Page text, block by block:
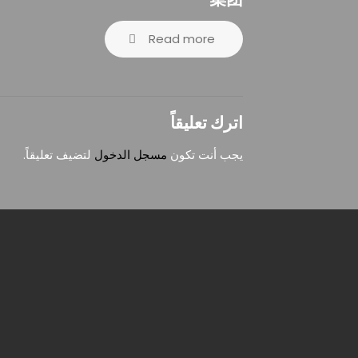
Read more
اترك تعليقاً
يجب أنت تكون مسجل الدخول لتضيف تعليقاً.